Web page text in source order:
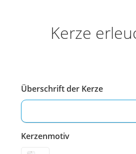
Kerze
Überschrift der Kerze
Kerzenmotiv